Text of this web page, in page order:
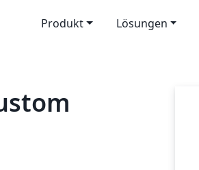
Produkt Lösungen